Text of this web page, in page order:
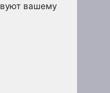
вашему